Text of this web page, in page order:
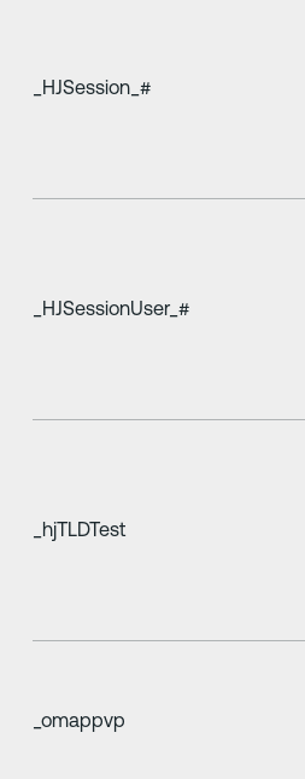
_HJSession_#
_HJSessionUser_#
_hjTLDTest
_omappvp